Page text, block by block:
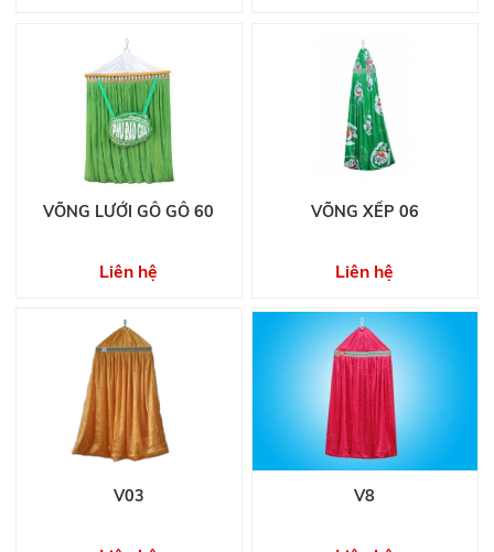
VÕNG LƯỚI GỖ GỖ 60
Liên hệ
VÕNG XẾP 06
Liên hệ
V03 V8